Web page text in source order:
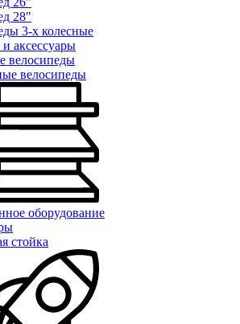
28"
3-х колесные
и аксессуары
велосипеды
велосипеды
оборудование
стойка